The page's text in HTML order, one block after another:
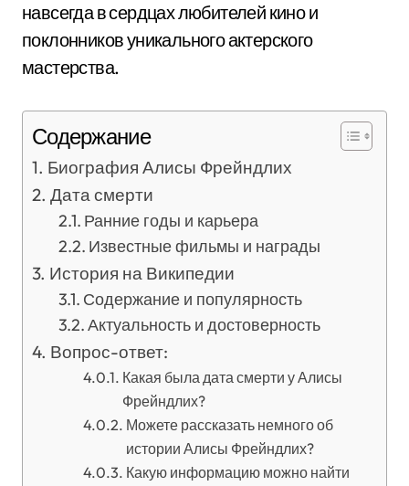
навсегда в сердцах любителей кино и
поклонников уникального актерского
мастерства.
Содержание
Биография Алисы Фрейндлих
Дата смерти
Ранние годы и карьера
Известные фильмы и награды
История на Википедии
Содержание и популярность
Актуальность и достоверность
Вопрос-ответ:
Какая была дата смерти у Алисы
Фрейндлих?
Можете рассказать немного об
истории Алисы Фрейндлих?
Какую информацию можно найти